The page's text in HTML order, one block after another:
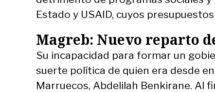
Estado y USAID, cuyos
Magreb: Nuevo reparto
Su incapacidad para formar un
suerte política de quien era desde
Marruecos, Abdelilah Benkirane. Al